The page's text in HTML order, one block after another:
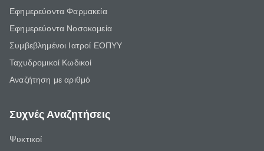
Εφημερεύοντα Φαρμακεία
Εφημερεύοντα Νοσοκομεία
Συμβεβλημένοι Ιατροί ΕΟΠΥΥ
Ταχυδρομικοί Κωδικοί
Αναζήτηση με αριθμό
Συχνές Αναζητήσεις
Ψυκτικοί